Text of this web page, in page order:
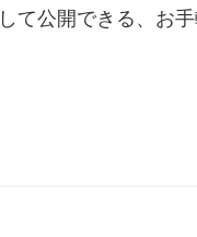
て公開できる、お